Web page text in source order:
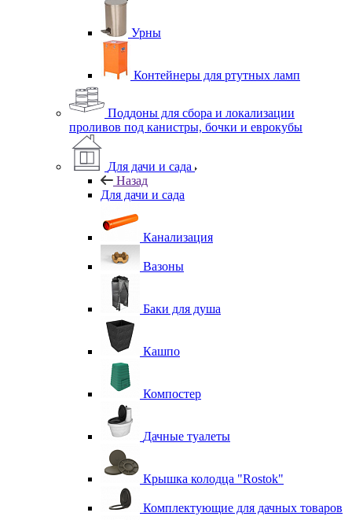
Урны
Контейнеры для ртутных ламп
Поддоны для сбора и локализации
проливов под канистры, бочки и еврокубы
Для дачи и сада
Назад
Для дачи и сада
Канализация
Вазоны
Баки для душа
Кашпо
Компостер
Дачные туалеты
Крышка колодца "Rostok"
Комплектующие для дачных товаров